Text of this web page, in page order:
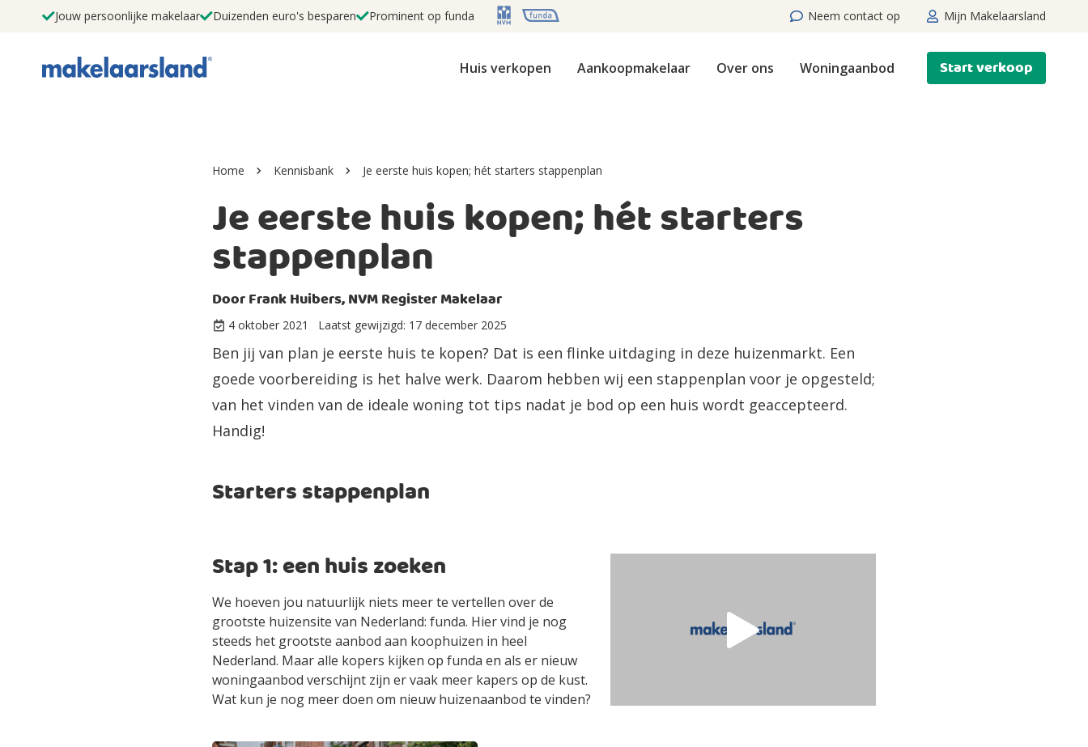
Jouw persoonlijke makelaar Duizenden euro's besparen Prominent op funda Neem contact op Mijn Makelaarsland
Huis verkopen Aankoopmakelaar Over ons Woningaanbod Start verkoop
Home Kennisbank Je eerste huis kopen; hét starters stappenplan
Je eerste huis kopen; hét starters
stappenplan
DoorFrank Huibers, NVM Register Makelaar
4 oktober 2021 Laatst gewijzigd: 17 december 2025
Ben jij van plan je eerste huis te kopen? Dat is een flinke uitdaging in deze huizenmarkt. Een
goede voorbereiding is het halve werk. Daarom hebben wij een stappenplan voor je opgesteld;
van het vinden van de ideale woning tot tips nadat je bod op een huis wordt geaccepteerd.
Handig!
Starters stappenplan
Stap 1: een huis zoeken
We hoeven jou natuurlijk niets meer te vertellen over de
grootste huizensite van Nederland: funda. Hier vind je nog
steeds het grootste aanbod aan koophuizen in heel
Nederland. Maar alle kopers kijken op funda en als er nieuw
woningaanbod verschijnt zijn er vaak meer kapers op de kust.
Wat kun je nog meer doen om nieuw huizenaanbod te vinden?